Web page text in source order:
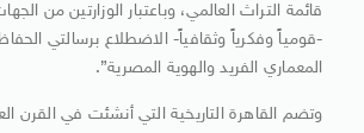
قائمة التراث العالمي، وباعتبار الوزارتين من
-قومياً وفكرياً وثقافياً- الاضطلاع برسالتي
المعماري الفريد والهوية المصرية”.
وتضم القاهرة التاريخية التي أنشئت في القرن